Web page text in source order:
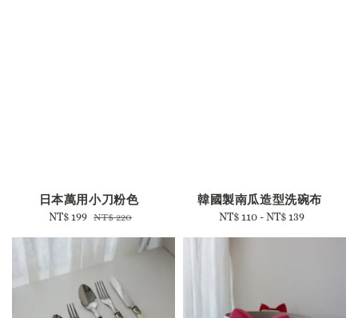
日本萬用小刀粉色
Sale
NT$ 199 Regular
NT$ 220
韓國製南瓜造型洗碗布
Regular
NT$ 110-NT$ 139